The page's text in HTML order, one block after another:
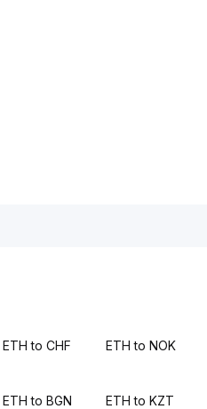
ETH to CHF ETH to NOK
ETH to BGN ETH to KZT